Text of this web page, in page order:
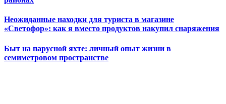
Неожиданные находки для туриста в магазине
«Светофор»: как я вместо продуктов накупил снаряжения
Быт на парусной яхте: личный опыт жизни в
семиметровом пространстве